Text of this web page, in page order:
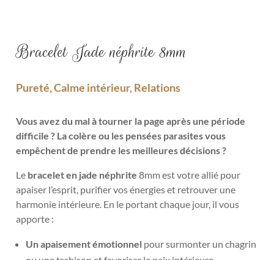
Bracelet Jade néphrite 8mm
Pureté, Calme intérieur, Relations
Vous avez du mal à tourner la page après une période
difficile ? La colère ou les pensées parasites vous
empêchent de prendre les meilleures décisions ?
Le bracelet en jade néphrite 8mm est votre allié pour
apaiser l’esprit, purifier vos énergies et retrouver une
harmonie intérieure. En le portant chaque jour, il vous
apporte :
Un apaisement émotionnel pour surmonter un chagrin